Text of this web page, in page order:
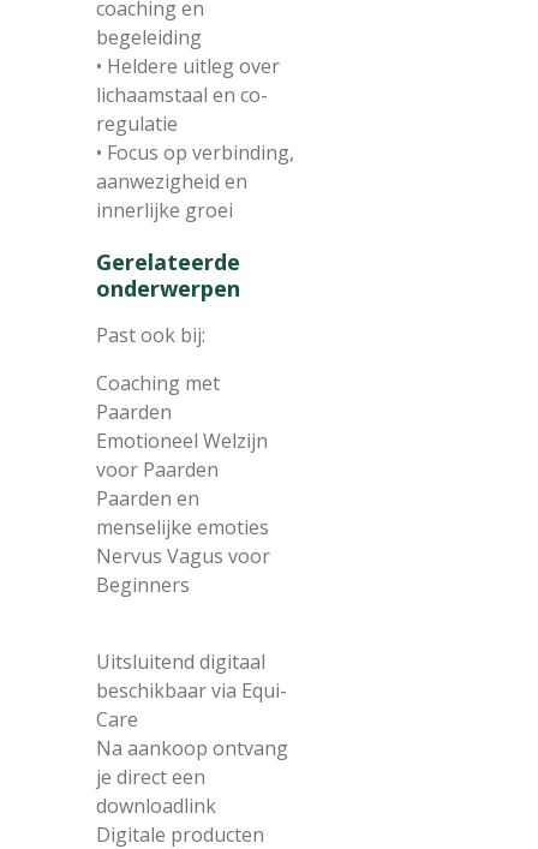
coaching en
begeleiding
• Heldere uitleg over
lichaamstaal en co-
regulatie
• Focus op verbinding,
aanwezigheid en
innerlijke groei
Gerelateerde
onderwerpen
Past ook bij:
Coaching met
Paarden
Emotioneel Welzijn
voor Paarden
Paarden en
menselijke emoties
Nervus Vagus voor
Beginners
Uitsluitend digitaal
beschikbaar via Equi-
Care
Na aankoop ontvang
je direct een
downloadlink
Digitale producten